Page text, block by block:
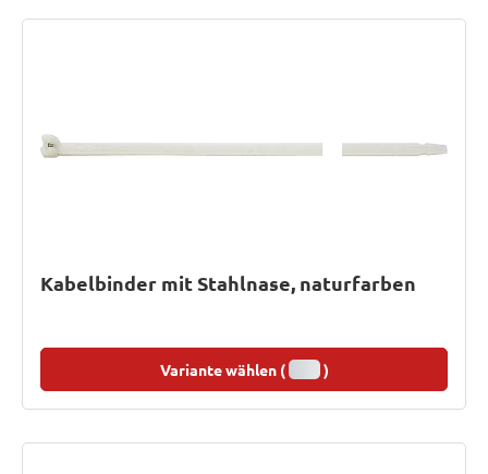
Kabelbinder mit Stahlnase, naturfarben
Variante wählen ( )